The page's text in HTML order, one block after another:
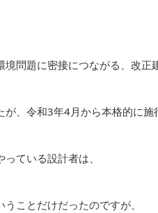
問題に密接につながる、改正
、令和3年4月から本格的に施
ている設計者は、
ことだけだったのですが、